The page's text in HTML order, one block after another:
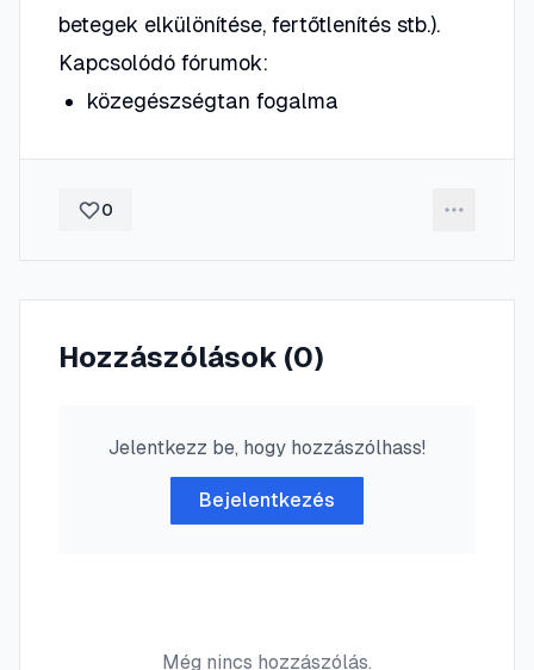
betegek elkülönítése, fertőtlenítés stb.).
Kapcsolódó fórumok:
közegészségtan fogalma
0
Hozzászólások (0)
Jelentkezz be, hogy hozzászólhass!
Bejelentkezés
Még nincs hozzászólás.